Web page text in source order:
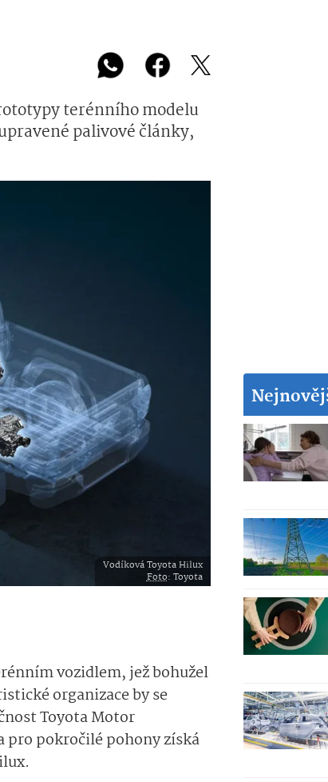
terénního modelu
palivové články,
Vodíková Toyota Hilux
Foto: Toyota
vozidlem, jež bohužel
organizace by se
Toyota Motor
pokročilé pohony získá